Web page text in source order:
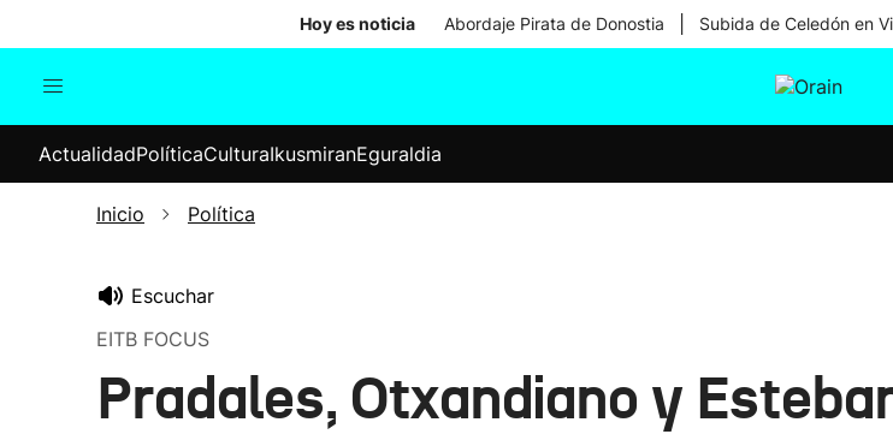
Hoy es noticia Abordaje Pirata de Donostia Subida de Celedón en
Internacional
Elecciones
ActualidadPolíticaCulturaIkusmiranEguraldia
Inicio Política
Escuchar
EITB FOCUS
Pradales, Otxandiano y